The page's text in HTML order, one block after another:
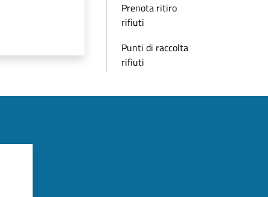
Prenota ritiro
rifiuti
Punti di raccolta
rifiuti